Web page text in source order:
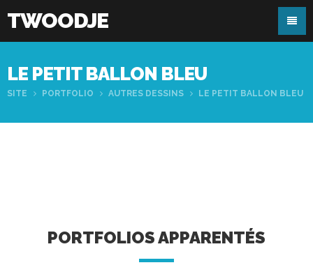
TWOODJE
LE PETIT BALLON BLEU
SITE PORTFOLIO AUTRES DESSINS LE PETIT BALLON BLEU
PORTFOLIOS APPARENTÉS